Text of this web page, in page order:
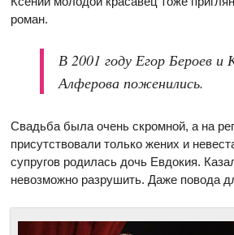
роман.
В 2001 году Егор Бероев и
Алферова поженились.
Свадьба была очень скромной, а на
присутствовали только жених и
супругов родилась дочь Евдокия.
невозможно разрушить. Даже повода